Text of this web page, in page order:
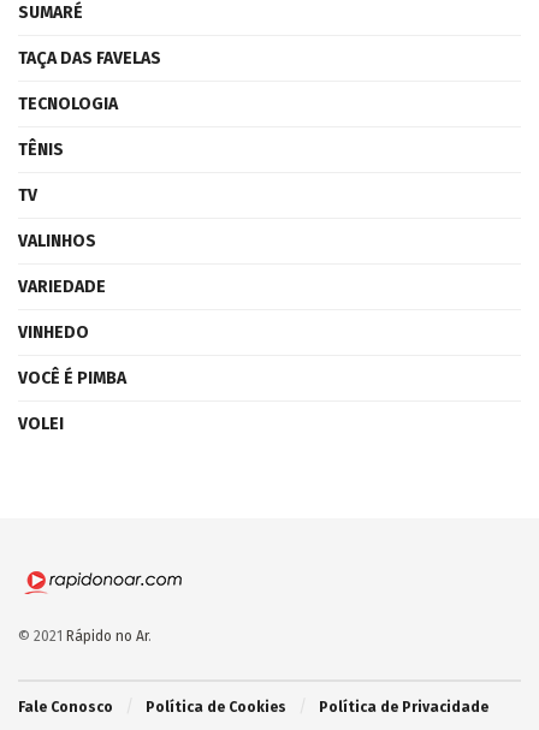
SUMARÉ
TAÇA DAS FAVELAS
TECNOLOGIA
TÊNIS
TV
VALINHOS
VARIEDADE
VINHEDO
VOCÊ É PIMBA
VOLEI
© 2021 Rápido no Ar.
Fale Conosco Política de Cookies Política de Privacidade